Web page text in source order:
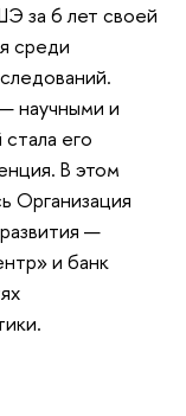
за 6 лет своей
среди
научными и
его
В этом
Организация
—
и банк